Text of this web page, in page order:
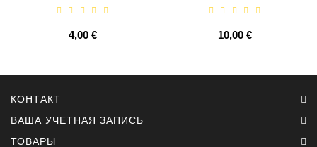
4,00 € 10,00 €
КОНТАКТ
ВАША УЧЕТНАЯ ЗАПИСЬ
ТОВАРЫ